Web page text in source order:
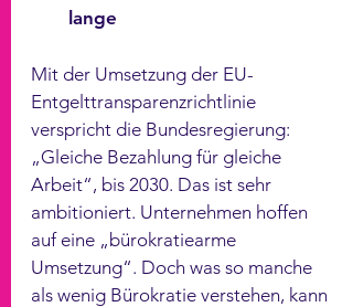
lange
Mit der Umsetzung der EU-
Entgelttransparenzrichtlinie
verspricht die Bundesregierung:
„Gleiche Bezahlung für gleiche
Arbeit“, bis 2030. Das ist sehr
ambitioniert. Unternehmen hoffen
auf eine „bürokratiearme
Umsetzung“. Doch was so manche
als wenig Bürokratie verstehen, kann